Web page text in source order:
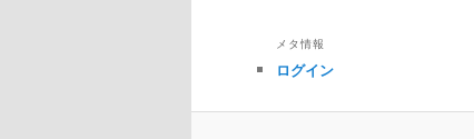
メタ情報
ログイン